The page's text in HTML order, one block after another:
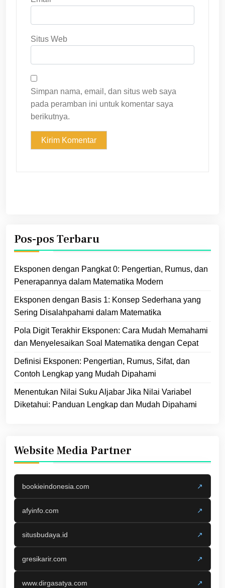
Situs Web
Simpan nama, email, dan situs web saya
pada peramban ini untuk komentar saya
berikutnya.
Pos-pos Terbaru
Eksponen dengan Pangkat 0: Pengertian, Rumus, dan
Penerapannya dalam Matematika Modern
Eksponen dengan Basis 1: Konsep Sederhana yang
Sering Disalahpahami dalam Matematika
Pola Digit Terakhir Eksponen: Cara Mudah Memahami
dan Menyelesaikan Soal Matematika dengan Cepat
Definisi Eksponen: Pengertian, Rumus, Sifat, dan
Contoh Lengkap yang Mudah Dipahami
Menentukan Nilai Suku Aljabar Jika Nilai Variabel
Diketahui: Panduan Lengkap dan Mudah Dipahami
Website Media Partner
bookieindonesia.com ↗
afyinfo.com ↗
situsbudaya.id ↗
gresikarir.com ↗
www.dirgasatya.com ↗